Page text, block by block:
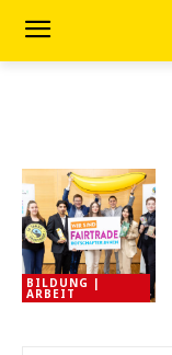
BILDUNG |
ARBEIT